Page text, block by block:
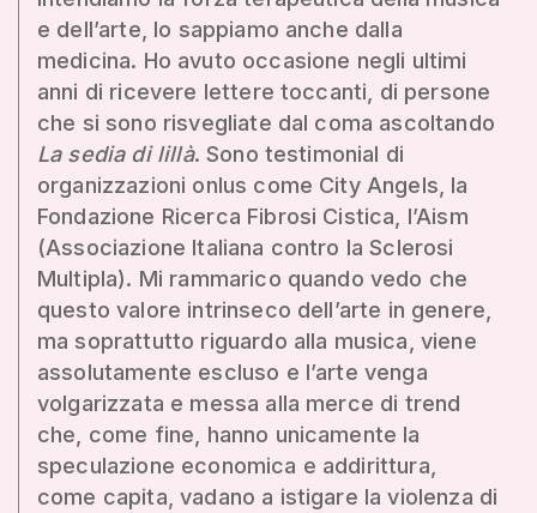
e dell’arte, lo sappiamo anche dalla
medicina. Ho avuto occasione negli ultimi
anni di ricevere lettere toccanti, di persone
che si sono risvegliate dal coma ascoltando
La sedia di lillà. Sono testimonial di
organizzazioni onlus come City Angels, la
Fondazione Ricerca Fibrosi Cistica, l’Aism
(Associazione Italiana contro la Sclerosi
Multipla). Mi rammarico quando vedo che
questo valore intrinseco dell’arte in genere,
ma soprattutto riguardo alla musica, viene
assolutamente escluso e l’arte venga
volgarizzata e messa alla merce di trend
che, come fine, hanno unicamente la
speculazione economica e addirittura,
come capita, vadano a istigare la violenza di